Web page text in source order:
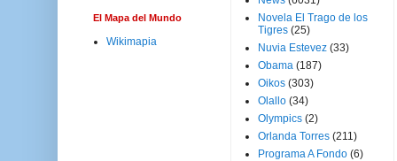
El Mapa del Mundo
Wikimapia
Novela El Trago de los
Tigres (25)
Nuvia Estevez (33)
Obama (187)
Oikos (303)
Olallo (34)
Olympics (2)
Orlanda Torres (211)
Programa A Fondo (6)